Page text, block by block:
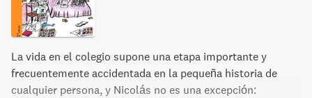
La vida en el colegio supone una etapa importante y
frecuentemente accidentada en la pequeña historia de
cualquier persona, y Nicolás no es una excepción: